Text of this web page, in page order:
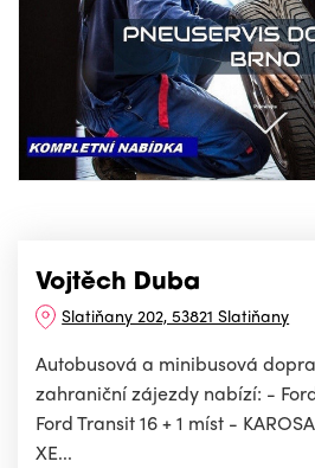
Vojtěch Duba
Slatiňany 202, 53821 Slatiňany
Autobusová a minibusová
zahraniční zájezdy nabízí: -
Ford Transit 16 + 1 míst -
XE...